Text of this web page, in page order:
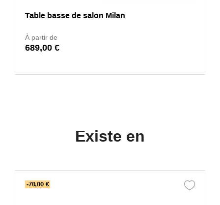
Table basse de salon Milan
À partir de
689,00 €
Existe en
-70,00 €